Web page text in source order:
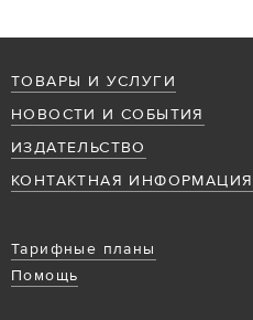
ТОВАРЫ И УСЛУГИ
НОВОСТИ И СОБЫТИЯ
ИЗДАТЕЛЬСТВО
КОНТАКТНАЯ ИНФОРМАЦИЯ
Тарифные планы
Помощь